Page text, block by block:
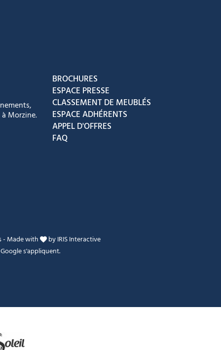
Morzine.
BROCHURES
ESPACE PRESSE
CLASSEMENT DE MEUBLÉS
ESPACE ADHÉRENTS
APPEL D'OFFRES
FAQ
- Made with byIRIS Interactive
s'appliquent.